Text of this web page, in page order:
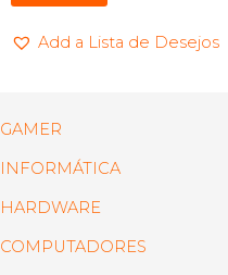
Add a Lista de Desejos
GAMER
INFORMÁTICA
HARDWARE
COMPUTADORES